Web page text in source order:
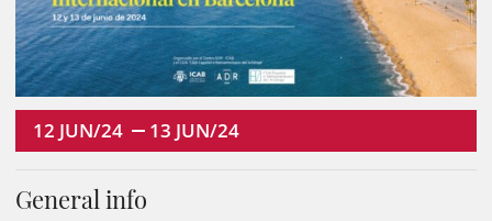
12 JUN/24 13 JUN/24
General info